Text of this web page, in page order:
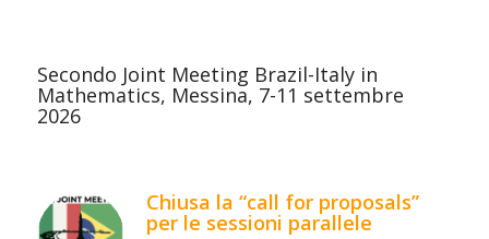
Secondo Joint Meeting Brazil-Italy in
Mathematics, Messina, 7-11 settembre
2026
Chiusa la “call for proposals”
per le sessioni parallele